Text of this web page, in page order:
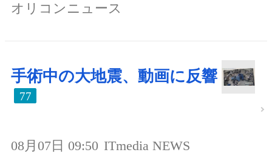
オリコンニュース
手術中の大地震、動画に反響
77
08月07日 09:50 ITmedia NEWS